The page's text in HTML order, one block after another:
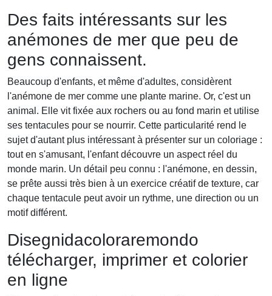
Des faits intéressants sur les
anémones de mer que peu de
gens connaissent.
Beaucoup d'enfants, et même d'adultes, considèrent
l'anémone de mer comme une plante marine. Or, c'est un
animal. Elle vit fixée aux rochers ou au fond marin et utilise
ses tentacules pour se nourrir. Cette particularité rend le
sujet d'autant plus intéressant à présenter sur un coloriage :
tout en s'amusant, l'enfant découvre un aspect réel du
monde marin. Un détail peu connu : l'anémone, en dessin,
se prête aussi très bien à un exercice créatif de texture, car
chaque tentacule peut avoir un rythme, une direction ou un
motif différent.
Disegnidacoloraremondo
télécharger, imprimer et colorier
en ligne